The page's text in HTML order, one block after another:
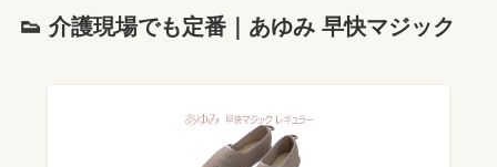
👟 介護現場でも定番｜あゆみ 早快マジック